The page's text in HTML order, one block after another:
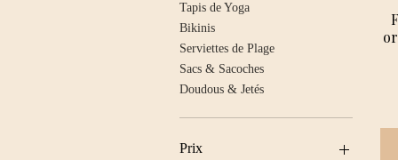
Tapis de Yoga
Bikinis
Serviettes de Plage
Sacs & Sacoches
Doudous & Jetés
Prix